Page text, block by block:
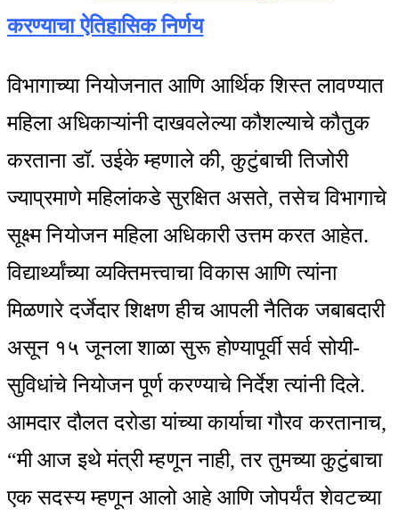
करण्याचा ऐतिहासिक निर्णय
विभागाच्या नियोजनात आणि आर्थिक शिस्त लावण्यात
महिला अधिकाऱ्यांनी दाखवलेल्या कौशल्याचे कौतुक
करताना डॉ. उईके म्हणाले की, कुटुंबाची तिजोरी
ज्याप्रमाणे महिलांकडे सुरक्षित असते, तसेच विभागाचे
सूक्ष्म नियोजन महिला अधिकारी उत्तम करत आहेत.
विद्यार्थ्यांच्या व्यक्तिमत्त्वाचा विकास आणि त्यांना
मिळणारे दर्जेदार शिक्षण हीच आपली नैतिक जबाबदारी
असून १५ जूनला शाळा सुरू होण्यापूर्वी सर्व सोयी-
सुविधांचे नियोजन पूर्ण करण्याचे निर्देश त्यांनी दिले.
आमदार दौलत दरोडा यांच्या कार्याचा गौरव करतानाच,
“मी आज इथे मंत्री म्हणून नाही, तर तुमच्या कुटुंबाचा
एक सदस्य म्हणून आलो आहे आणि जोपर्यंत शेवटच्या